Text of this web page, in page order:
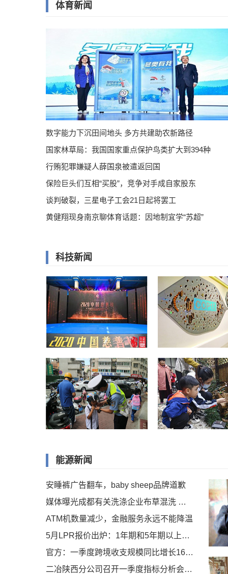
体育新闻
数字能力下沉田间地头 多方共建助农新路径
国家林草局：我国国家重点保护鸟类扩大到394种
行贿犯罪嫌疑人薛国泉被遣返回国
保险巨头们互相“买股”，竞争对手成自家股东
谈判破裂，三星电子工会21日起将罢工
黄健翔现身南京聊体育话题：因地制宜学“苏超”
科技新闻
能源新闻
安睡裤广告翻车，baby sheep品牌道歉
媒体曝光成都有关洗涤企业布草混洗 涉事企业已停业接受调查
ATM机数量减少，金融服务永远不能降温
5月LPR报价出炉：1年期和5年期以上利率均维持不变
官方：一季度跨境收支规模同比增长16% 境内外汇供求总体平衡
二冶陕西分公司召开一季度指标分析会暨“二冶之问”全员思想大讨论专题研学